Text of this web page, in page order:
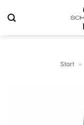
Inhalt
springen
Start »